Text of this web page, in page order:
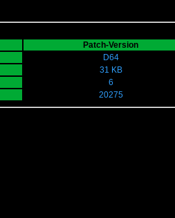
Patch-Version
D64
31 KB
6
20275